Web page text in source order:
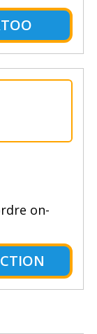
on-